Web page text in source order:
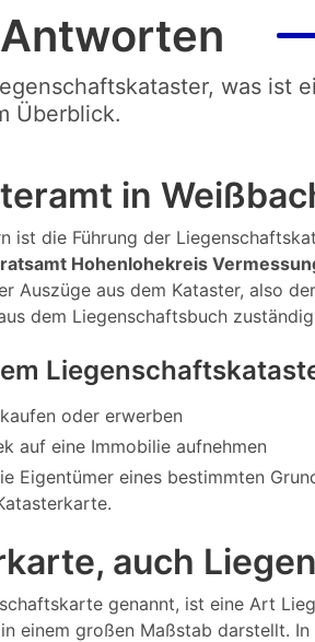
was ist
Überblick.
in
ist die Führung der
Hohenlohekreis
Auszüge aus dem Kataster, also
dem Liegenschaftsbuch
oder erwerben
auf eine Immobilie aufnehmen
Eigentümer eines bestimmten
auch
genannt, ist eine Art
einem großen Maßstab darstellt.